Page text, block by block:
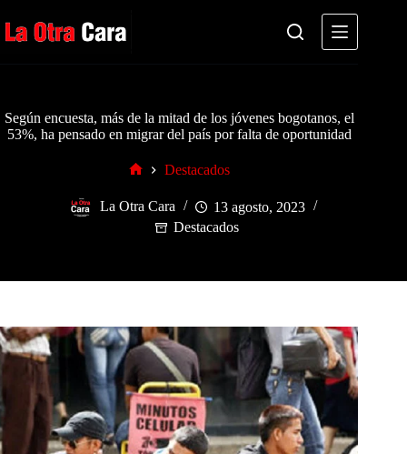
al
contenido
Según encuesta, más de la mitad de los jóvenes bogotanos, el
53%, ha pensado en migrar del país por falta de oportunidad
Destacados
La Otra Cara
13 agosto, 2023
Destacados